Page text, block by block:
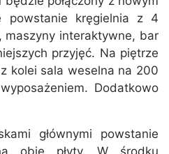
powstanie kręgielnia z 4
maszyny interaktywne, bar
przyjęć. Na piętrze
kolei sala weselna na 200
Dodatkowo
głównymi powstanie